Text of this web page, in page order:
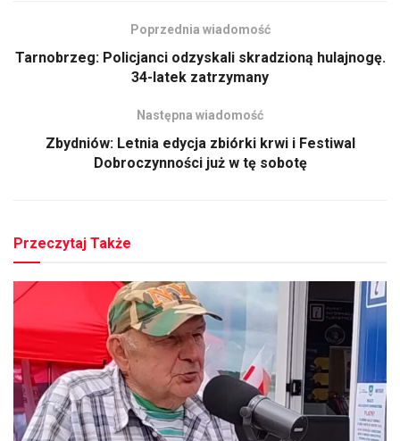
Poprzednia wiadomość
Tarnobrzeg: Policjanci odzyskali skradzioną hulajnogę.
34-latek zatrzymany
Następna wiadomość
Zbydniów: Letnia edycja zbiórki krwi i Festiwal
Dobroczynności już w tę sobotę
Przeczytaj Także